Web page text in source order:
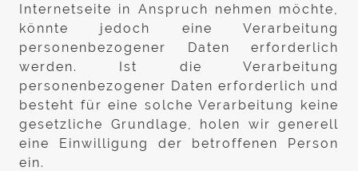
Internetseite in Anspruch nehmen möchte,
könnte jedoch eine Verarbeitung
personenbezogener Daten erforderlich
werden. Ist die Verarbeitung
personenbezogener Daten erforderlich und
besteht für eine solche Verarbeitung keine
gesetzliche Grundlage, holen wir generell
eine Einwilligung der betroffenen Person
ein.